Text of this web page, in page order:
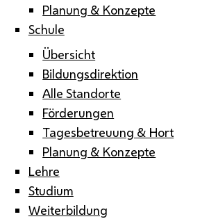
Planung & Konzepte
Schule
Übersicht
Bildungsdirektion
Alle Standorte
Förderungen
Tagesbetreuung & Hort
Planung & Konzepte
Lehre
Studium
Weiterbildung